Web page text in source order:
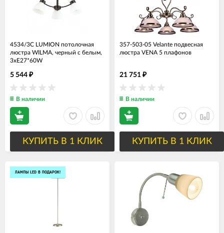
4534/3C LUMION потолочная
люстра WILMA, черный с белым,
3хЕ27*60W
5 544 ₽
В наличии
КУПИТЬ В 1 КЛИК
357-503-05 Velante подвесная
люстра VENA 5 плафонов
21 751 ₽
В наличии
КУПИТЬ В 1 КЛИК
ЛАМПЫ LED В ПОДАРОК!